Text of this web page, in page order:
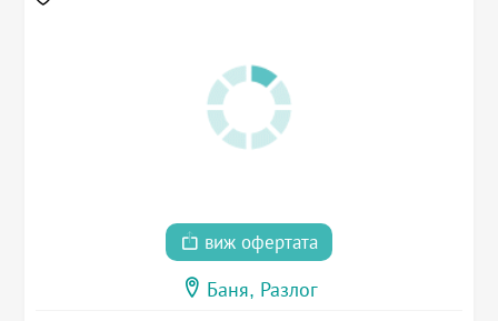
виж офертата
Баня, Разлог